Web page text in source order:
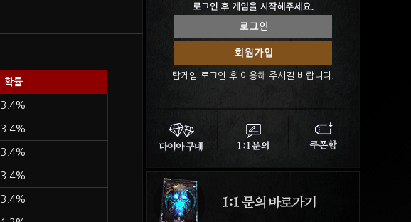
탑게임 로그인 후 이용해 주시길 바랍니다.
확률
3.4%
3.4%
3.4%
3.4%
3.4%